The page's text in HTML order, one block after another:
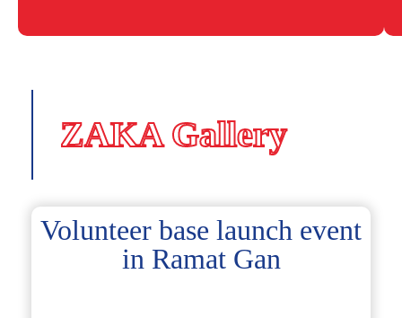
ZAKA Gallery
Volunteer base launch event
in Ramat Gan